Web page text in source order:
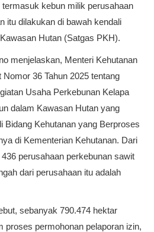
kebun milik perusahaan
itu dilakukan di bawah kendali
Hutan (Satgas PKH).
menjelaskan, Menteri Kehutanan
36 Tahun 2025 tentang
Usaha Perkebunan Kelapa
dalam Kawasan Hutan yang
Bidang Kehutanan yang Berproses
di Kementerian Kehutanan. Dari
perusahaan perkebunan sawit
dari perusahaan itu adalah
sebanyak 790.474 hektar
proses permohonan pelaporan izin,